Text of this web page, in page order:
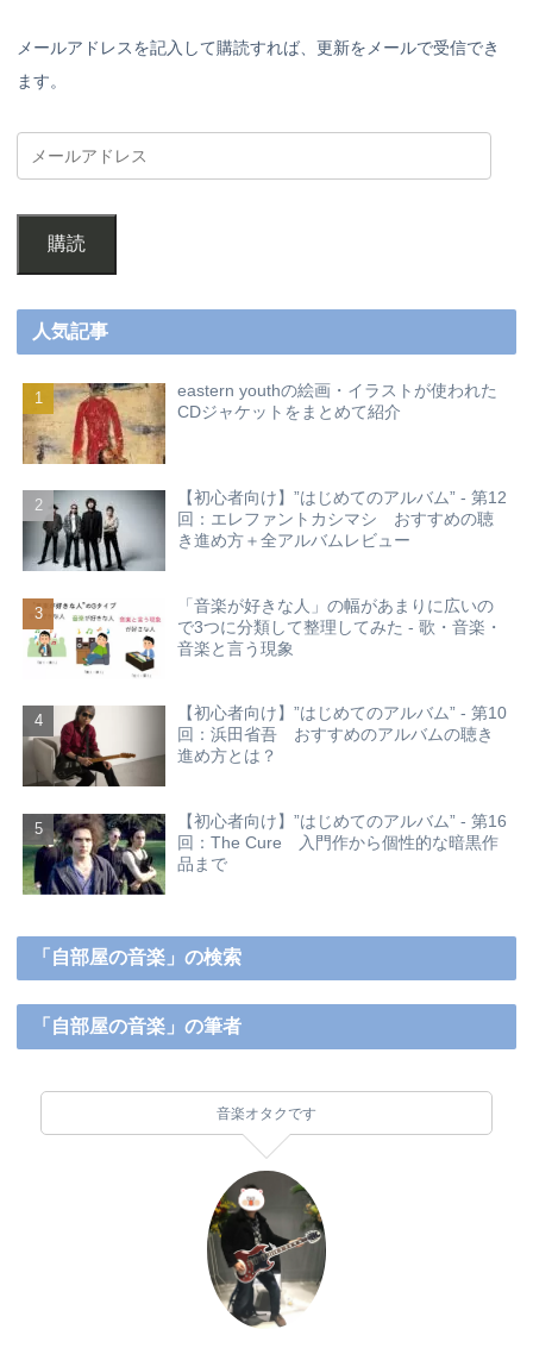
メールアドレスを記入して購読すれば、更新をメールで受信でき
ます。
購読
人気記事
eastern youthの絵画・イラストが使われた
CDジャケットをまとめて紹介
【初心者向け】”はじめてのアルバム” - 第12
回：エレファントカシマシ おすすめの聴
き進め方＋全アルバムレビュー
「音楽が好きな人」の幅があまりに広いの
で3つに分類して整理してみた - 歌・音楽・
音楽と言う現象
【初心者向け】”はじめてのアルバム” - 第10
回：浜田省吾 おすすめのアルバムの聴き
進め方とは？
【初心者向け】”はじめてのアルバム” - 第16
回：The Cure 入門作から個性的な暗黒作
品まで
「自部屋の音楽」の検索
「自部屋の音楽」の筆者
音楽オタクです